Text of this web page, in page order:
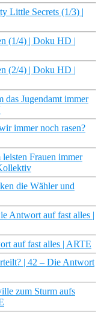
Little Secrets (1/3) |
(1/4) | Doku HD |
(2/4) | Doku HD |
Jugendamt immer
immer noch rasen?
Frauen immer
die Wähler und
Antwort auf fast alles |
auf fast alles | ARTE
| 42 – Die Antwort
zum Sturm aufs